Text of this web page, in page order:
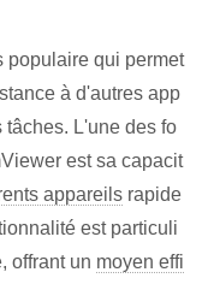
populaire qui permet
à d'autres app
L'une des fo
est sa capacit
appareils rapide
est particuli
offrant un moyen effi